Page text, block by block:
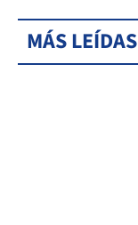
MÁS LEÍDAS